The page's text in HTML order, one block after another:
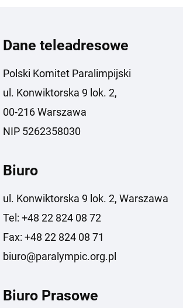
Dane teleadresowe
Polski Komitet Paralimpijski
ul. Konwiktorska 9 lok. 2,
00-216 Warszawa
NIP 5262358030
Biuro
ul. Konwiktorska 9 lok. 2, Warszawa
Tel: +48 22 824 08 72
Fax: +48 22 824 08 71
biuro@paralympic.org.pl
Biuro Prasowe